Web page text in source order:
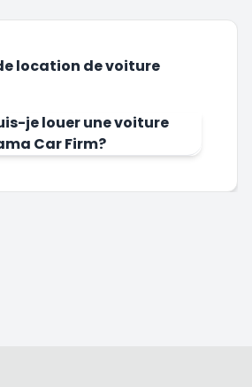
location de voiture
je louer une voiture
Car Firm?